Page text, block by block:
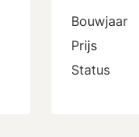
Bouwjaar
Prijs
Status